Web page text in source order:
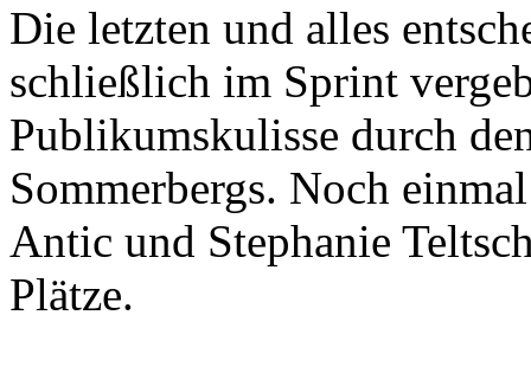
Die letzten und alles
schließlich im Sprint
Publikumskulisse durch
Sommerbergs. Noch
Antic und Stephanie
Plätze.